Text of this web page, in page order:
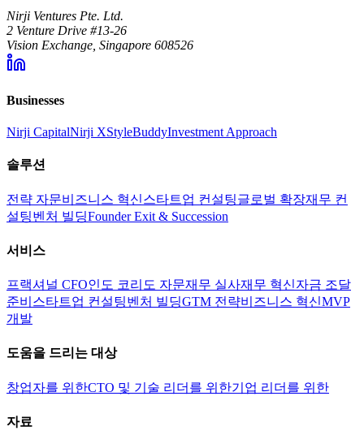
Nirji Ventures Pte. Ltd.
2 Venture Drive #13-26
Vision Exchange, Singapore 608526
Businesses
Nirji CapitalNirji XStyleBuddyInvestment Approach
솔루션
전략 자문비즈니스 혁신스타트업 컨설팅글로벌 확장재무 컨
설팅벤처 빌딩Founder Exit & Succession
서비스
프랙셔널 CFO인도 코리도 자문재무 실사재무 혁신자금 조달
준비 스타트업 컨설팅벤처 빌딩GTM 전략비즈니스 혁신MVP
개발
도움을 드리는 대상
창업자를 위한CTO 및 기술 리더를 위한기업 리더를 위한
자료